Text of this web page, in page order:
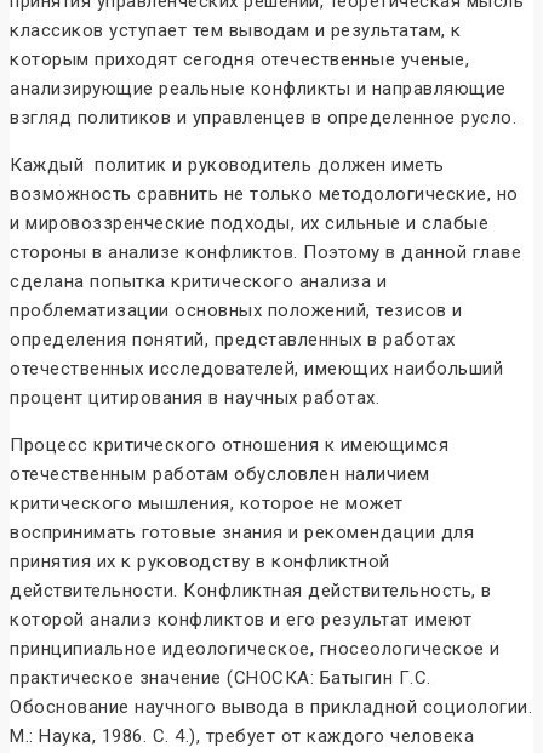
классиков уступает тем выводам и результатам, к
которым приходят сегодня отечественные ученые,
анализирующие реальные конфликты и направляющие
взгляд политиков и управленцев в определенное русло.
Каждый политик и руководитель должен иметь
возможность сравнить не только методологические, но
и мировоззренческие подходы, их сильные и слабые
стороны в анализе конфликтов. Поэтому в данной главе
сделана попытка критического анализа и
проблематизации основных положений, тезисов и
определения понятий, представленных в работах
отечественных исследователей, имеющих наибольший
процент цитирования в научных работах.
Процесс критического отношения к имеющимся
отечественным работам обусловлен наличием
критического мышления, которое не может
воспринимать готовые знания и рекомендации для
принятия их к руководству в конфликтной
действительности. Конфликтная действительность, в
которой анализ конфликтов и его результат имеют
принципиальное идеологическое, гносеологическое и
практическое значение (СНОСКА: Батыгин Г.С.
Обоснование научного вывода в прикладной социологии.
М.: Наука, 1986. С. 4.), требует от каждого человека